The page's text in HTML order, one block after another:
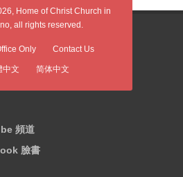
Home of Christ Church in
all rights reserved.
Only Contact Us
中文 简体中文
頻道
臉書